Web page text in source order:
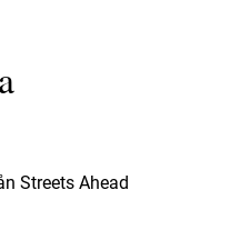
Streets Ahead